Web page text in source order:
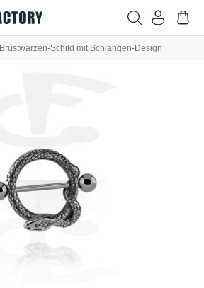
Brustwarzen-Schild mit Schlangen-Design